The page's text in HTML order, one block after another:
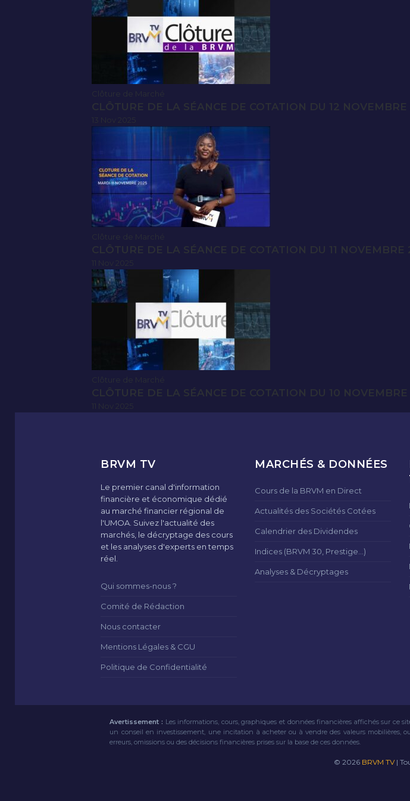
CLÔTURE DE LA SÉANCE DE COTATION DU 12 NOVEMBRE
CLÔTURE DE LA SÉANCE DE COTATION DU 11 NOVEMBRE
CLÔTURE DE LA SÉANCE DE COTATION DU 10 NOVEMBRE
BRVM TV
Le premier canal d'information
financière et économique dédié
au marché financier régional de
l'UMOA. Suivez l'actualité des
marchés, le décryptage des cours
et les analyses d'experts en temps
réel.
Qui sommes-nous ?
Comité de Rédaction
Nous contacter
Mentions Légales & CGU
Politique de Confidentialité
MARCHÉS & DONNÉES
Cours de la BRVM en Direct
Actualités des Sociétés Cotées
Calendrier des Dividendes
Indices (BRVM 30, Prestige...)
Analyses & Décryptages
Avertissement : Les informations, cours, graphiques et données financières affichés sur
un conseil en investissement, une incitation à acheter ou à vendre des valeurs mobilières,
erreurs, omissions ou des décisions financières prises sur la base de ces données.
© 2026 BRVM TV|